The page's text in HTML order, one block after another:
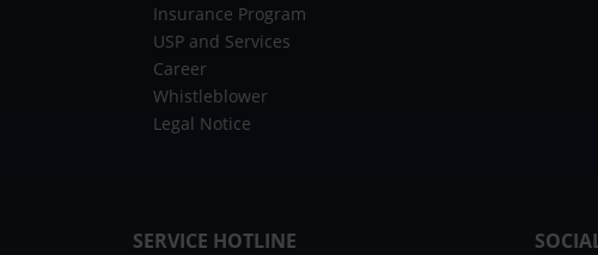
Insurance Program
USP and Services
Career
Whistleblower
Legal Notice
SERVICE HOTLINE